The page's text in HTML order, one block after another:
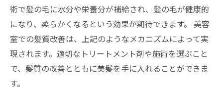
術で髪の毛に水分や栄養分が補給され、髪の毛が健康的
になり、柔らかくなるという効果が期待できます。 美容
室での髪質改善は、上記のようなメカニズムによって実
現されます。適切なトリートメント剤や施術を選ぶこと
で、髪質の改善とともに美髪を手に入れることができま
す。